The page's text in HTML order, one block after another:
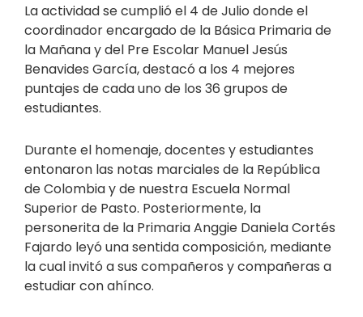
La actividad se cumplió el 4 de Julio donde el
coordinador encargado de la Básica Primaria de
la Mañana y del Pre Escolar Manuel Jesús
Benavides García, destacó a los 4 mejores
puntajes de cada uno de los 36 grupos de
estudiantes.
Durante el homenaje, docentes y estudiantes
entonaron las notas marciales de la República
de Colombia y de nuestra Escuela Normal
Superior de Pasto. Posteriormente, la
personerita de la Primaria Anggie Daniela Cortés
Fajardo leyó una sentida composición, mediante
la cual invitó a sus compañeros y compañeras a
estudiar con ahínco.